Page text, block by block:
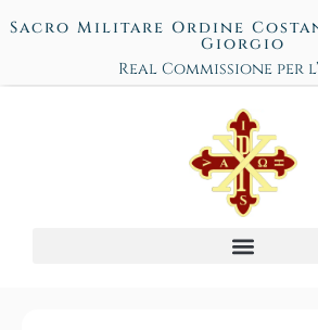
Sacro Militare Ordine
Giorgio
Real Commissione per